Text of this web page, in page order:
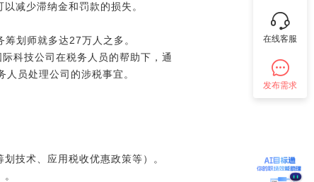
减少滞纳金和罚款的损失。
划师就多达27万人之多。
科技公司在税务人员的帮助下，通
员处理公司的涉税事宜。
技术、应用税收优惠政策等）。
在线客服
发布需求